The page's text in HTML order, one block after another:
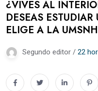
¿VIVES AL
DESEAS
ELIGE A LA UMSNH
Segundo editor / 22